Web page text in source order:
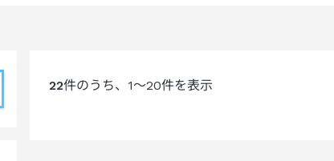
22件のうち、 1～20件を表示